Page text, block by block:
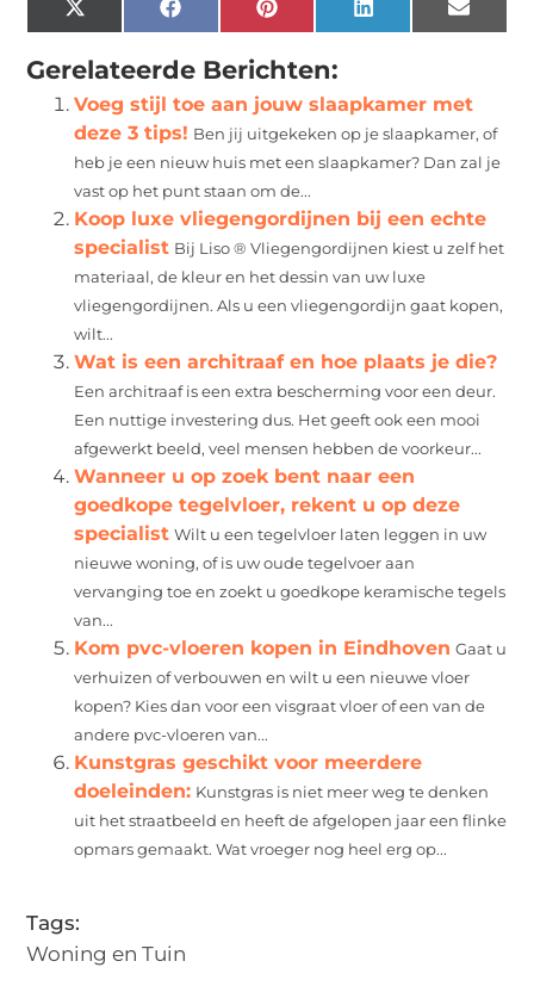
X
(Twitter)
FacebookPinterest LinkedIn Email
Gerelateerde Berichten:
Voeg stijl toe aan jouw slaapkamer met
deze 3 tips! Ben jij uitgekeken op je slaapkamer, of
heb je een nieuw huis met een slaapkamer? Dan zal je
vast op het punt staan om de...
Koop luxe vliegengordijnen bij een echte
specialist Bij Liso ® Vliegengordijnen kiest u zelf het
materiaal, de kleur en het dessin van uw luxe
vliegengordijnen. Als u een vliegengordijn gaat kopen,
wilt...
Wat is een architraaf en hoe plaats je die?
Een architraaf is een extra bescherming voor een deur.
Een nuttige investering dus. Het geeft ook een mooi
afgewerkt beeld, veel mensen hebben de voorkeur...
Wanneer u op zoek bent naar een
goedkope tegelvloer, rekent u op deze
specialist Wilt u een tegelvloer laten leggen in uw
nieuwe woning, of is uw oude tegelvoer aan
vervanging toe en zoekt u goedkope keramische tegels
van...
Kom pvc-vloeren kopen in Eindhoven Gaat u
verhuizen of verbouwen en wilt u een nieuwe vloer
kopen? Kies dan voor een visgraat vloer of een van de
andere pvc-vloeren van...
Kunstgras geschikt voor meerdere
doeleinden: Kunstgras is niet meer weg te denken
uit het straatbeeld en heeft de afgelopen jaar een flinke
opmars gemaakt. Wat vroeger nog heel erg op...
Tags:
Woning en Tuin